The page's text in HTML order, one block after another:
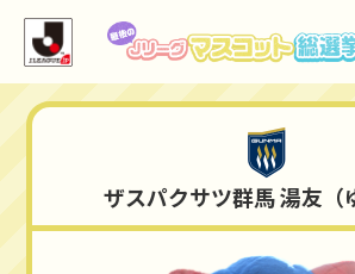
ザスパクサツ群馬 湯友（